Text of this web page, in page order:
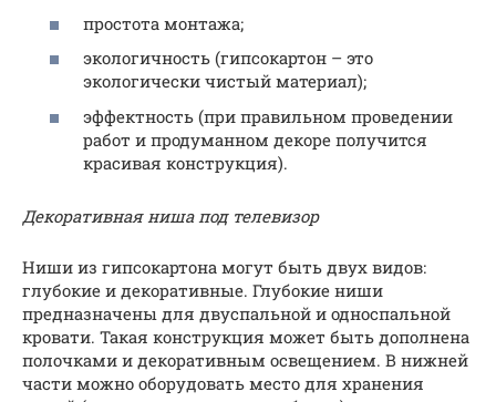
простота монтажа;
экологичность (гипсокартон – это
экологически чистый материал);
эффектность (при правильном проведении
работ и продуманном декоре получится
красивая конструкция).
Декоративная ниша под телевизор
Ниши из гипсокартона могут быть двух видов:
глубокие и декоративные. Глубокие ниши
предназначены для двуспальной и односпальной
кровати. Такая конструкция может быть дополнена
полочками и декоративным освещением. В нижней
части можно оборудовать место для хранения